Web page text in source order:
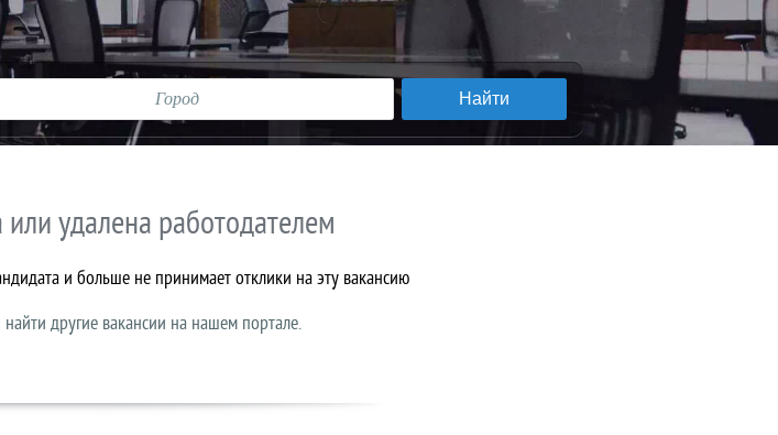
удалена работодателем
и больше не принимает отклики на эту вакансию
другие вакансии на нашем портале.